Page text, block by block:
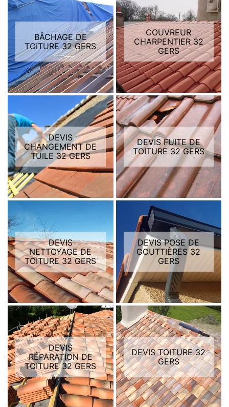
BÂCHAGE DE
TOITURE 32 GERS
COUVREUR
CHARPENTIER 32
GERS
DEVIS
CHANGEMENT DE
TUILE 32 GERS
DEVIS FUITE DE
TOITURE 32 GERS
DEVIS
NETTOYAGE DE
TOITURE 32 GERS
DEVIS POSE DE
GOUTTIÈRES 32
GERS
DEVIS
RÉPARATION DE
TOITURE 32 GERS
DEVIS TOITURE 32
GERS